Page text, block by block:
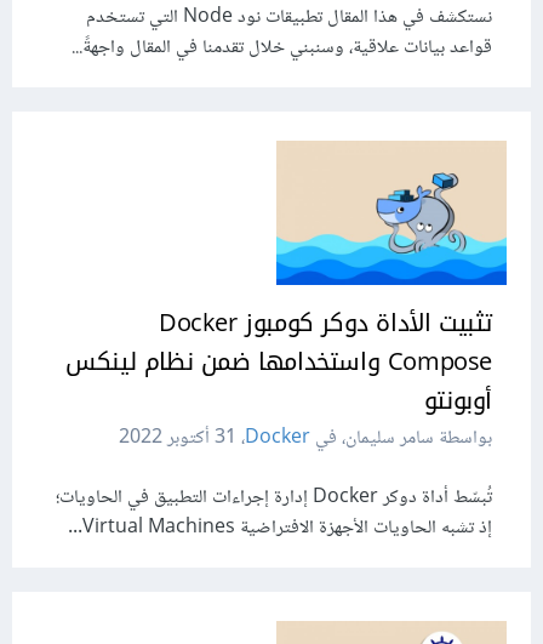
نستكشف في هذا المقال تطبيقات نود Node التي تستخدم
قواعد بيانات علاقية، وسنبني خلال تقدمنا في المقال واجهةً...
تثبيت الأداة دوكر كومبوز Docker
Compose واستخدامها ضمن نظام لينكس
أوبونتو
بواسطة سامر سليمان، فيDocker، 31 أكتوبر 2022
تُبسّط أداة دوكر Docker إدارة إجراءات التطبيق في الحاويات؛
إذ تشبه الحاويات الأجهزة الافتراضية Virtual Machines...